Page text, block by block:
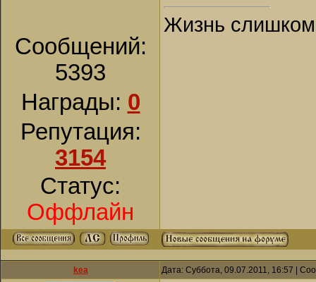
Сообщений:
5393
Награды: 0
Репутация:
3154
Статус:
Оффлайн
Жизнь слишком
kea Дата: Суббота, 09.07.2011, 16:57 |